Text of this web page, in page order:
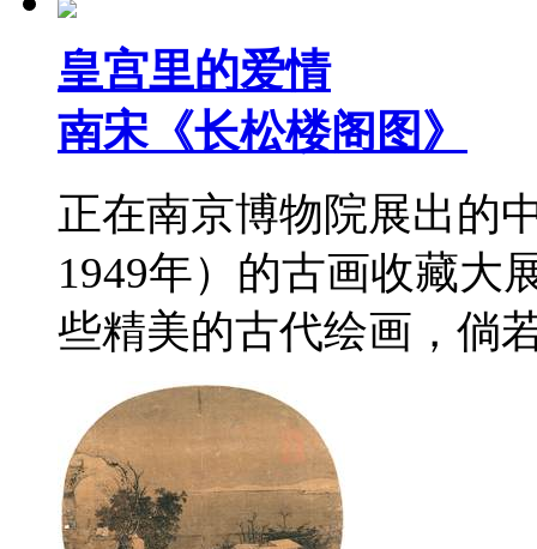
皇宫里的爱情
南宋《长松楼阁图》
正在南京博物院展出的
1949年）的古画收藏大
些精美的古代绘画，